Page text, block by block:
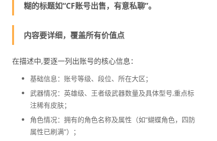
糊的标题如“CF账号出售，有意私聊”。
内容要详细，覆盖所有价值点
在描述中,要逐一列出账号的核心信息：
基础信息：账号等级、段位、所在大区；
武器情况：英雄级、王者级武器数量及具体型号,重点标
注稀有皮肤；
角色情况：拥有的角色名称及属性（如“蝴蝶角色，四防
属性已刷满”）；